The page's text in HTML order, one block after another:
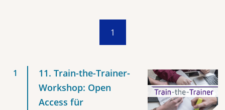
1
11. Train-the-Trainer-
Workshop: Open
Access für